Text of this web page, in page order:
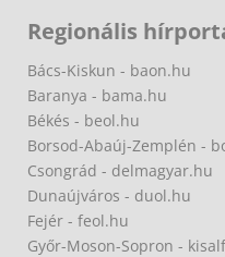
Regionális
Bács-Kiskun - baon.hu
Baranya - bama.hu
Békés - beol.hu
Borsod-Abaúj-Zemplén -
Csongrád - delmagyar.hu
Dunaújváros - duol.hu
Fejér - feol.hu
Győr-Moson-Sopron -